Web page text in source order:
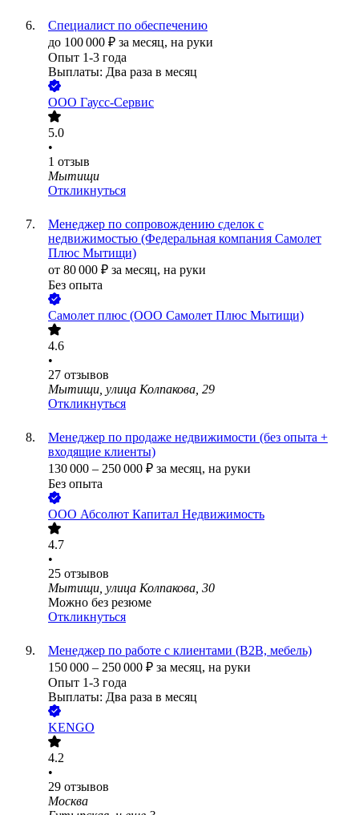
Специалист по обеспечению
до 100 000 ₽ за месяц, на руки
Опыт 1-3 года
Выплаты: Два раза в месяц
ООО Гаусс-Сервис
5.0
•
1 отзыв
Мытищи
Откликнуться
Менеджер по сопровождению сделок с
недвижимостью (Федеральная компания Самолет
Плюс Мытищи)
от 80 000 ₽ за месяц, на руки
Без опыта
Самолет плюс (ООО Самолет Плюс Мытищи)
4.6
•
27 отзывов
Мытищи, улица Колпакова, 29
Откликнуться
Менеджер по продаже недвижимости (без опыта +
входящие клиенты)
130 000 – 250 000 ₽ за месяц, на руки
Без опыта
ООО Абсолют Капитал Недвижимость
4.7
•
25 отзывов
Мытищи, улица Колпакова, 30
Можно без резюме
Откликнуться
Менеджер по работе с клиентами (B2B, мебель)
150 000 – 250 000 ₽ за месяц, на руки
Опыт 1-3 года
Выплаты: Два раза в месяц
KENGO
4.2
•
29 отзывов
Москва